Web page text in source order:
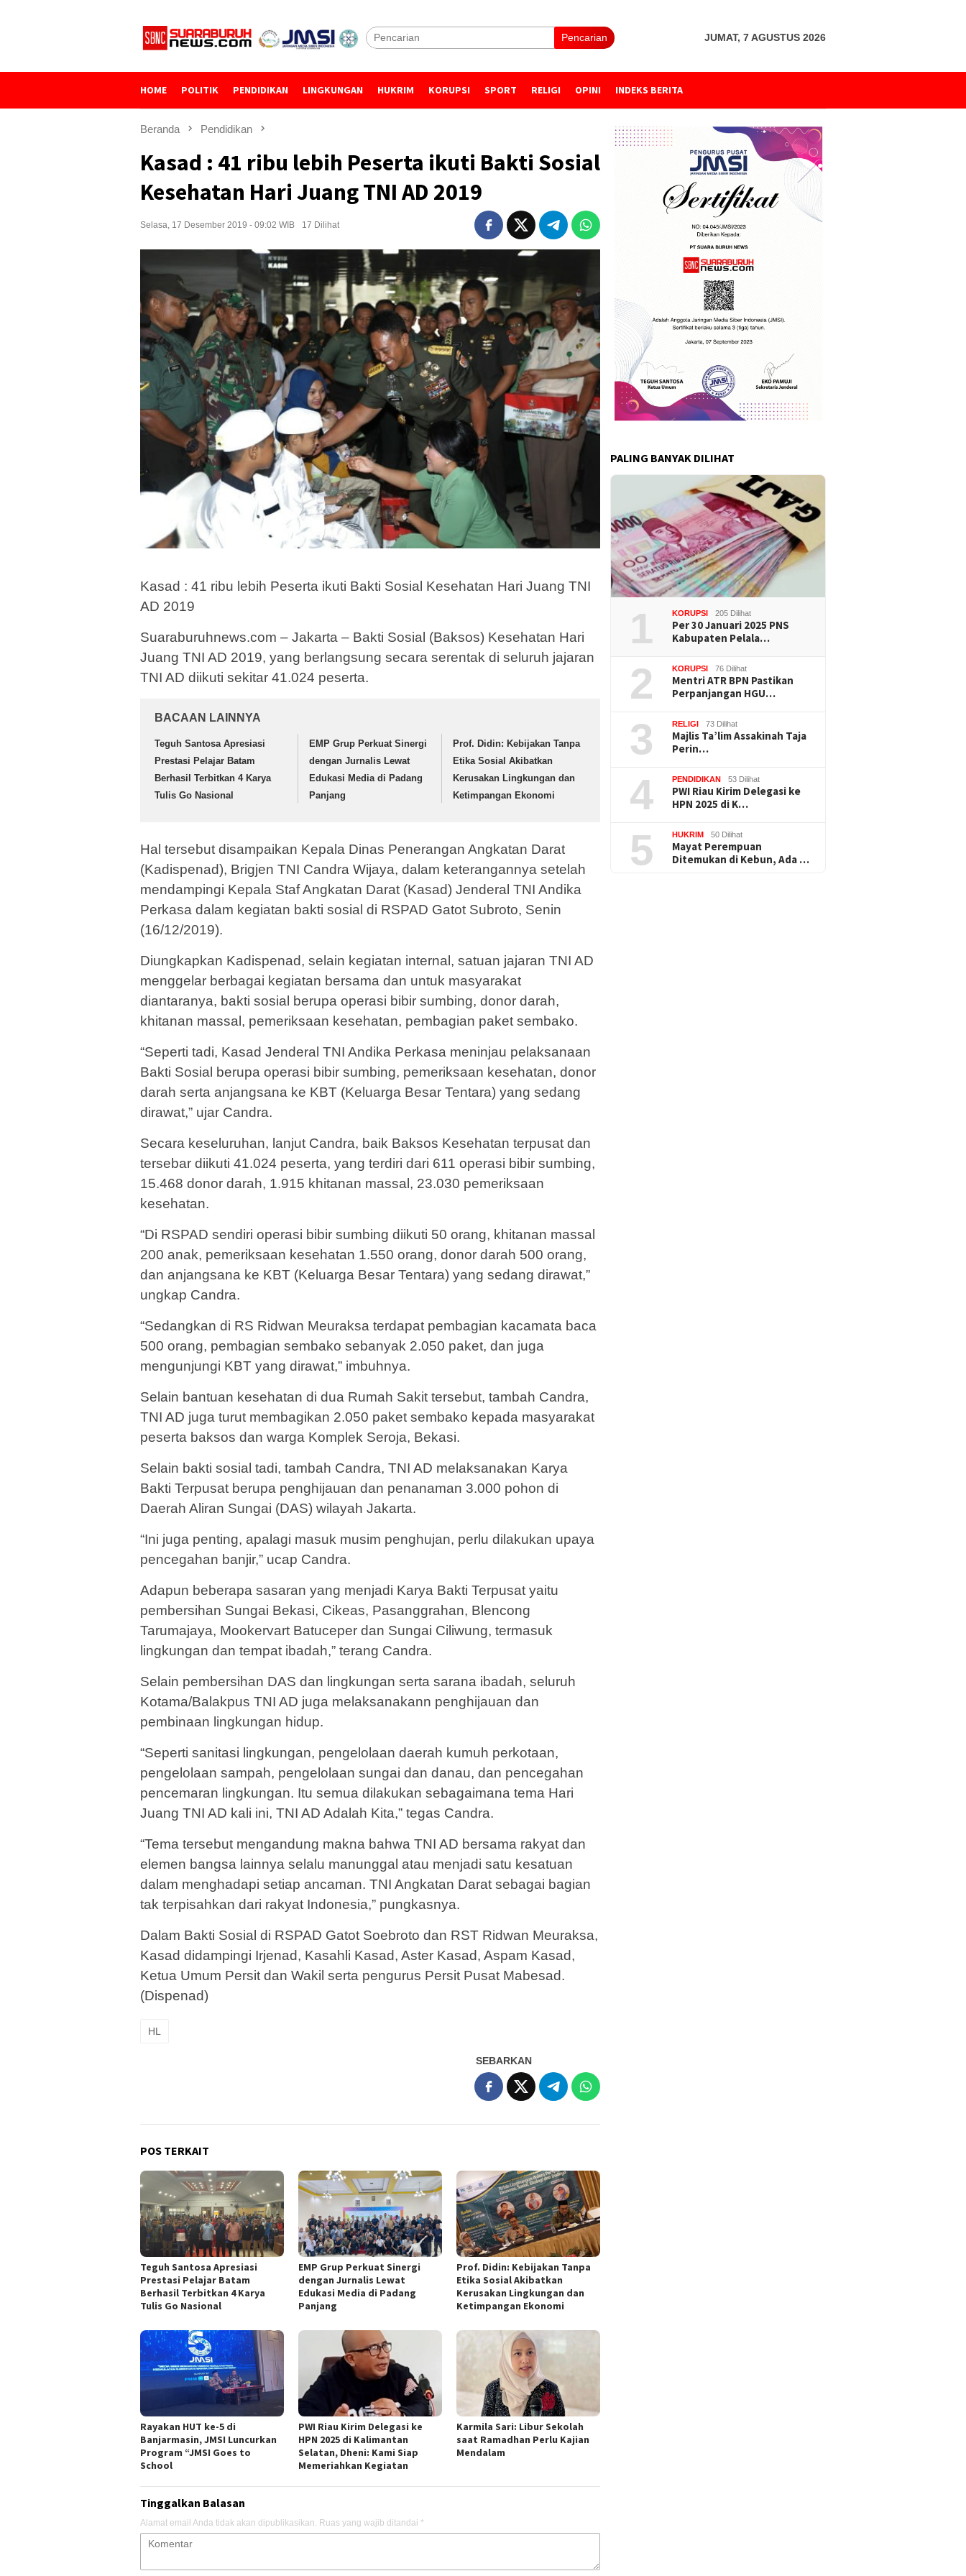
Pencarian JUMAT, 7 AGUSTUS 2026
HOME POLITIK PENDIDIKAN LINGKUNGAN HUKRIM KORUPSI SPORT RELIGI OPINI INDEKS BERITA
Beranda Pendidikan
Kasad : 41 ribu lebih Peserta ikuti Bakti Sosial
Kesehatan Hari Juang TNI AD 2019
Selasa, 17 Desember 2019 - 09:02 WIB 17 Dilihat
Kasad : 41 ribu lebih Peserta ikuti Bakti Sosial Kesehatan Hari Juang TNI
AD 2019
Suaraburuhnews.com – Jakarta – Bakti Sosial (Baksos) Kesehatan Hari
Juang TNI AD 2019, yang berlangsung secara serentak di seluruh jajaran
TNI AD diikuti sekitar 41.024 peserta.
BACAAN LAINNYA
Teguh Santosa Apresiasi
Prestasi Pelajar Batam
Berhasil Terbitkan 4 Karya
Tulis Go Nasional
EMP Grup Perkuat Sinergi
dengan Jurnalis Lewat
Edukasi Media di Padang
Panjang
Prof. Didin: Kebijakan Tanpa
Etika Sosial Akibatkan
Kerusakan Lingkungan dan
Ketimpangan Ekonomi
Hal tersebut disampaikan Kepala Dinas Penerangan Angkatan Darat
(Kadispenad), Brigjen TNI Candra Wijaya, dalam keterangannya setelah
mendampingi Kepala Staf Angkatan Darat (Kasad) Jenderal TNI Andika
Perkasa dalam kegiatan bakti sosial di RSPAD Gatot Subroto, Senin
(16/12/2019).
Diungkapkan Kadispenad, selain kegiatan internal, satuan jajaran TNI AD
menggelar berbagai kegiatan bersama dan untuk masyarakat
diantaranya, bakti sosial berupa operasi bibir sumbing, donor darah,
khitanan massal, pemeriksaan kesehatan, pembagian paket sembako.
“Seperti tadi, Kasad Jenderal TNI Andika Perkasa meninjau pelaksanaan
Bakti Sosial berupa operasi bibir sumbing, pemeriksaan kesehatan, donor
darah serta anjangsana ke KBT (Keluarga Besar Tentara) yang sedang
dirawat,” ujar Candra.
Secara keseluruhan, lanjut Candra, baik Baksos Kesehatan terpusat dan
tersebar diikuti 41.024 peserta, yang terdiri dari 611 operasi bibir sumbing,
15.468 donor darah, 1.915 khitanan massal, 23.030 pemeriksaan
kesehatan.
“Di RSPAD sendiri operasi bibir sumbing diikuti 50 orang, khitanan massal
200 anak, pemeriksaan kesehatan 1.550 orang, donor darah 500 orang,
dan anjangsana ke KBT (Keluarga Besar Tentara) yang sedang dirawat,”
ungkap Candra.
“Sedangkan di RS Ridwan Meuraksa terdapat pembagian kacamata baca
500 orang, pembagian sembako sebanyak 2.050 paket, dan juga
mengunjungi KBT yang dirawat,” imbuhnya.
Selain bantuan kesehatan di dua Rumah Sakit tersebut, tambah Candra,
TNI AD juga turut membagikan 2.050 paket sembako kepada masyarakat
peserta baksos dan warga Komplek Seroja, Bekasi.
Selain bakti sosial tadi, tambah Candra, TNI AD melaksanakan Karya
Bakti Terpusat berupa penghijauan dan penanaman 3.000 pohon di
Daerah Aliran Sungai (DAS) wilayah Jakarta.
“Ini juga penting, apalagi masuk musim penghujan, perlu dilakukan upaya
pencegahan banjir,” ucap Candra.
Adapun beberapa sasaran yang menjadi Karya Bakti Terpusat yaitu
pembersihan Sungai Bekasi, Cikeas, Pasanggrahan, Blencong
Tarumajaya, Mookervart Batuceper dan Sungai Ciliwung, termasuk
lingkungan dan tempat ibadah,” terang Candra.
Selain pembersihan DAS dan lingkungan serta sarana ibadah, seluruh
Kotama/Balakpus TNI AD juga melaksanakann penghijauan dan
pembinaan lingkungan hidup.
“Seperti sanitasi lingkungan, pengelolaan daerah kumuh perkotaan,
pengelolaan sampah, pengelolaan sungai dan danau, dan pencegahan
pencemaran lingkungan. Itu semua dilakukan sebagaimana tema Hari
Juang TNI AD kali ini, TNI AD Adalah Kita,” tegas Candra.
“Tema tersebut mengandung makna bahwa TNI AD bersama rakyat dan
elemen bangsa lainnya selalu manunggal atau menjadi satu kesatuan
dalam menghadapi setiap ancaman. TNI Angkatan Darat sebagai bagian
tak terpisahkan dari rakyat Indonesia,” pungkasnya.
Dalam Bakti Sosial di RSPAD Gatot Soebroto dan RST Ridwan Meuraksa,
Kasad didampingi Irjenad, Kasahli Kasad, Aster Kasad, Aspam Kasad,
Ketua Umum Persit dan Wakil serta pengurus Persit Pusat Mabesad.
(Dispenad)
HL
SEBARKAN
POS TERKAIT
Teguh Santosa Apresiasi
Prestasi Pelajar Batam
Berhasil Terbitkan 4 Karya
Tulis Go Nasional
EMP Grup Perkuat Sinergi
dengan Jurnalis Lewat
Edukasi Media di Padang
Panjang
Prof. Didin: Kebijakan Tanpa
Etika Sosial Akibatkan
Kerusakan Lingkungan dan
Ketimpangan Ekonomi
Rayakan HUT ke-5 di
Banjarmasin, JMSI Luncurkan
Program “JMSI Goes to
School
PWI Riau Kirim Delegasi ke
HPN 2025 di Kalimantan
Selatan, Dheni: Kami Siap
Memeriahkan Kegiatan
Karmila Sari: Libur Sekolah
saat Ramadhan Perlu Kajian
Mendalam
Tinggalkan Balasan
Alamat email Anda tidak akan dipublikasikan. Ruas yang wajib ditandai *
PALING BANYAK DILIHAT
1 KORUPSI 205 Dilihat
Per 30 Januari 2025 PNS
Kabupaten Pelala…
2 KORUPSI 76 Dilihat
Mentri ATR BPN Pastikan
Perpanjangan HGU…
3 RELIGI 73 Dilihat
Majlis Ta’lim Assakinah Taja
Perin…
4 PENDIDIKAN 53 Dilihat
PWI Riau Kirim Delegasi ke
HPN 2025 di K…
5 HUKRIM 50 Dilihat
Mayat Perempuan
Ditemukan di Kebun, Ada …